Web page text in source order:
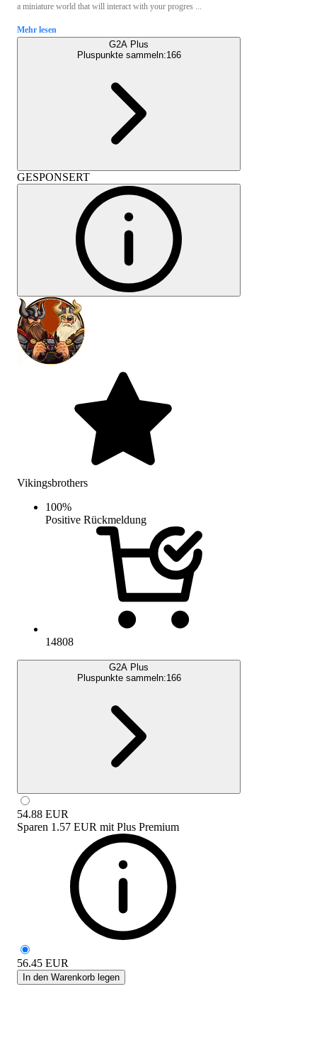
a miniature world that will interact with your progres ...
Mehr lesen
G2A Plus
Pluspunkte sammeln:166
GESPONSERT
Vikingsbrothers
100%
Positive Rückmeldung
14808
G2A Plus
Pluspunkte sammeln:166
54.88 EUR
Sparen 1.57 EUR mit Plus Premium
56.45 EUR
In den Warenkorb legen